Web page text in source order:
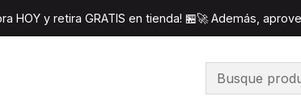
HOY y retira GRATIS en tienda! 🏪🚀 Además,
Inicio Perifericos Combos Teclado y Mouse